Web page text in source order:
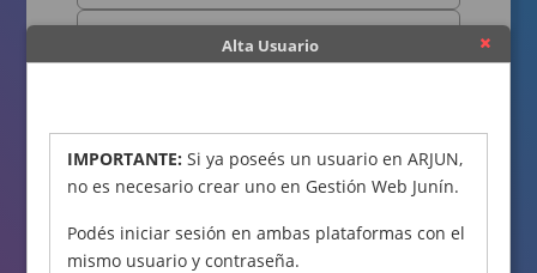
Alta Usuario
IMPORTANTE:Si ya poseés un usuario en ARJUN,
no es necesario crear uno en Gestión Web Junín.
Podés iniciar sesión en ambas plataformas con el
mismo usuario y contraseña.